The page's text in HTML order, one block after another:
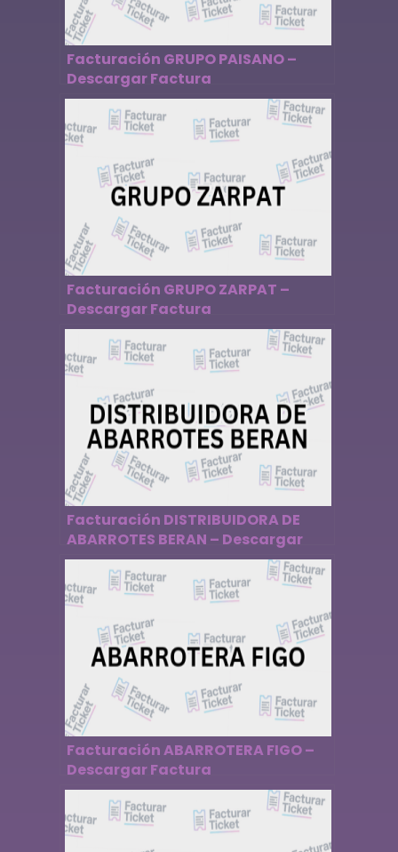
Facturación GRUPO PAISANO –
Descargar Factura
Facturación GRUPO ZARPAT –
Descargar Factura
Facturación DISTRIBUIDORA DE
ABARROTES BERAN – Descargar
Factura
Facturación ABARROTERA FIGO –
Descargar Factura